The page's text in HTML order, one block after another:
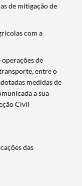
de mitigação de
com a
de
entre o
medidas de
a sua
Civil
das